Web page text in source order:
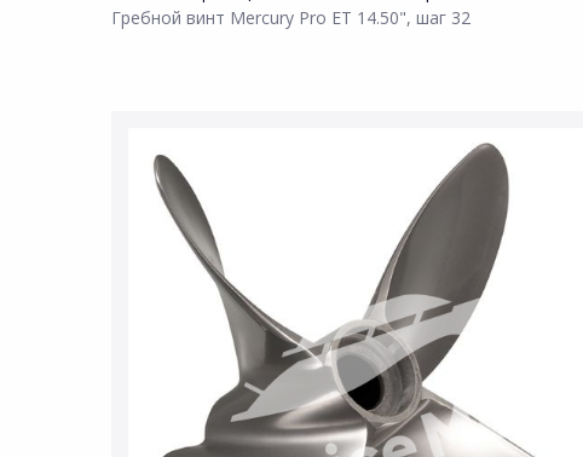
Гребной винт Mercury Pro ET 14.50", шаг 32